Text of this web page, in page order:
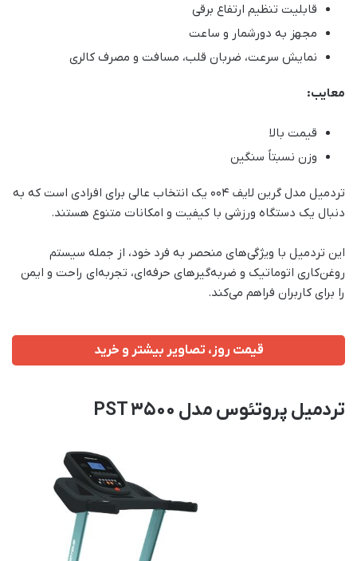
قابلیت تنظیم ارتفاع برقی
مجهز به دورشمار و ساعت
نمایش سرعت، ضربان قلب، مسافت و مصرف کالری
معایب:
قیمت بالا
وزن نسبتاً سنگین
تردمیل مدل گرین لایف 004 یک انتخاب عالی برای افرادی است که به
دنبال یک دستگاه ورزشی با کیفیت و امکانات متنوع هستند.
این تردمیل با ویژگی‌های منحصر به فرد خود، از جمله سیستم
روغن‌کاری اتوماتیک و ضربه‌گیرهای حرفه‌ای، تجربه‌ای راحت و ایمن
را برای کاربران فراهم می‌کند.
قیمت روز، تصاویر بیشتر و خرید
تردمیل پروتئوس مدل PST 3500